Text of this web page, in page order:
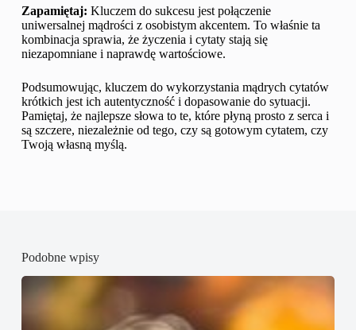
Zapamiętaj: Kluczem do sukcesu jest połączenie
uniwersalnej mądrości z osobistym akcentem. To właśnie ta
kombinacja sprawia, że życzenia i cytaty stają się
niezapomniane i naprawdę wartościowe.
Podsumowując, kluczem do wykorzystania mądrych cytatów
krótkich jest ich autentyczność i dopasowanie do sytuacji.
Pamiętaj, że najlepsze słowa to te, które płyną prosto z serca i
są szczere, niezależnie od tego, czy są gotowym cytatem, czy
Twoją własną myślą.
Podobne wpisy